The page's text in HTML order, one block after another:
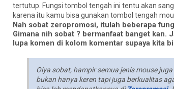
tertutup. Fungsi tombol tengah ini tentu akan
karena itu kamu bisa gunakan tombol tengah
Nah sobat zeropromosi, itulah beberapa
Gimana nih sobat ? bermanfaat banget kan.
lupa komen di kolom komentar supaya kita
Oiya sobat, hampir semua jenis mouse
bukan hanya keren tapi juga berkualitas